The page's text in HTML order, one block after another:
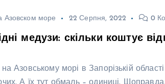
Азовском море 22 Серпня, 2022 0
медузи: скільки коштує
Азовському морі в Запорізькій